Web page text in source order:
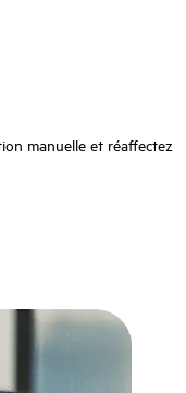
manuelle et réaffectez